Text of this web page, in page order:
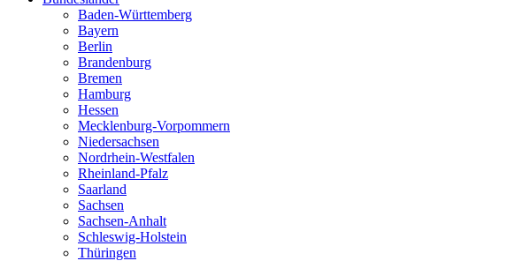
Baden-Württemberg
Bayern
Berlin
Brandenburg
Bremen
Hamburg
Hessen
Mecklenburg-Vorpommern
Niedersachsen
Nordrhein-Westfalen
Rheinland-Pfalz
Saarland
Sachsen
Sachsen-Anhalt
Schleswig-Holstein
Thüringen